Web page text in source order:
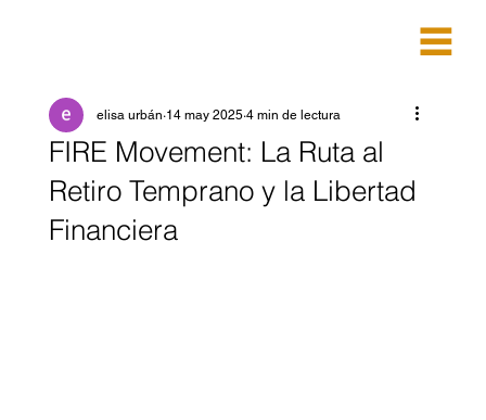
FIRE Movement: La Ruta al
Retiro Temprano y la Libertad
Financiera
elisa urbán 14 may 2025 4 min de lectura